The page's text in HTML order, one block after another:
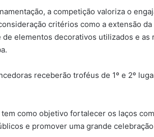
a competição valoriza o
critérios como a extensão
de elementos decorativos utilizados e
receberão troféus de 1º e 2º
como objetivo fortalecer os laços
e promover uma grande